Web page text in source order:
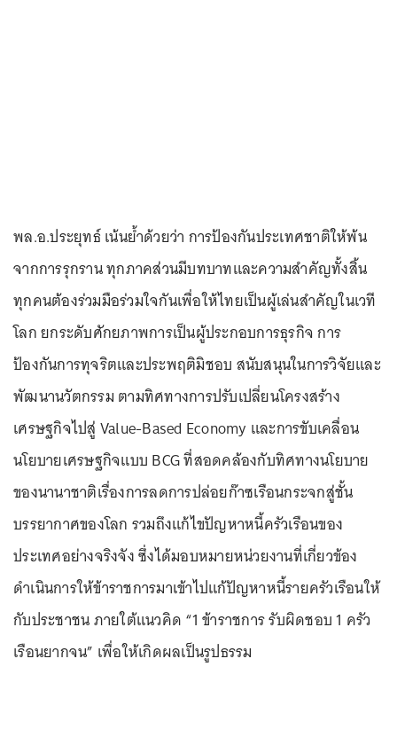
พล.อ.ประยุทธ์ เน้นย้ำด้วยว่า การป้องกันประเทศชาติให้พ้น
จากการรุกราน ทุกภาคส่วนมีบทบาทและความสำคัญทั้งสิ้น
ทุกคนต้องร่วมมือร่วมใจกันเพื่อให้ไทยเป็นผู้เล่นสำคัญในเวที
โลก ยกระดับศักยภาพการเป็นผู้ประกอบการธุรกิจ การ
ป้องกันการทุจริตและประพฤติมิชอบ สนับสนุนในการวิจัยและ
พัฒนานวัตกรรม ตามทิศทางการปรับเปลี่ยนโครงสร้าง
เศรษฐกิจไปสู่ Value-Based Economy และการขับเคลื่อน
นโยบายเศรษฐกิจแบบ BCG ที่สอดคล้องกับทิศทางนโยบาย
ของนานาชาติเรื่องการลดการปล่อยก๊าซเรือนกระจกสู่ชั้น
บรรยากาศของโลก รวมถึงแก้ไขปัญหาหนี้ครัวเรือนของ
ประเทศอย่างจริงจัง ซึ่งได้มอบหมายหน่วยงานที่เกี่ยวข้อง
ดำเนินการให้ข้าราชการมาเข้าไปแก้ปัญหาหนี้รายครัวเรือนให้
กับประชาชน ภายใต้แนวคิด “1 ข้าราชการ รับผิดชอบ 1 ครัว
เรือนยากจน” เพื่อให้เกิดผลเป็นรูปธรรม